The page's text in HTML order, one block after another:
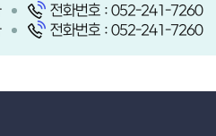
전화번호 : 052-241-7260
전화번호 : 052-241-7260